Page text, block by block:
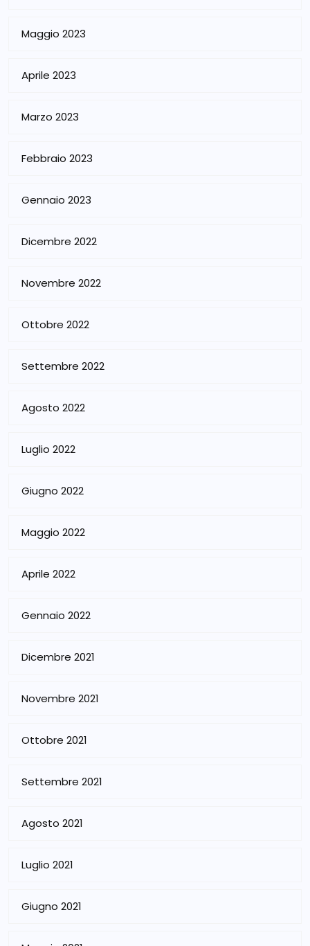
Maggio 2023
Aprile 2023
Marzo 2023
Febbraio 2023
Gennaio 2023
Dicembre 2022
Novembre 2022
Ottobre 2022
Settembre 2022
Agosto 2022
Luglio 2022
Giugno 2022
Maggio 2022
Aprile 2022
Gennaio 2022
Dicembre 2021
Novembre 2021
Ottobre 2021
Settembre 2021
Agosto 2021
Luglio 2021
Giugno 2021